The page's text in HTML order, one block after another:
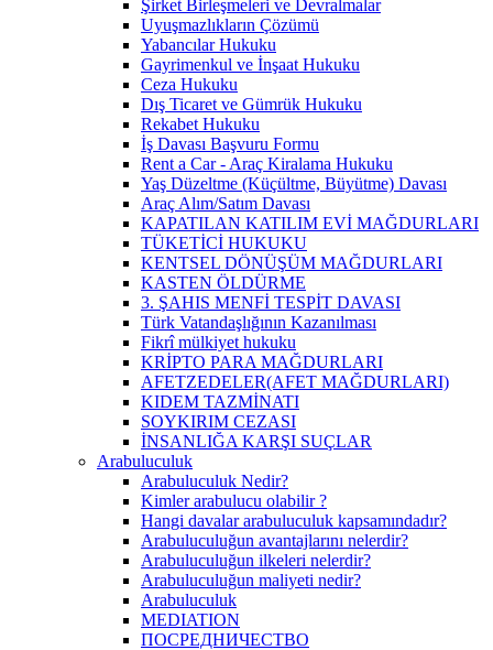
Şirket Birleşmeleri ve Devralmalar
Uyuşmazlıkların Çözümü
Yabancılar Hukuku
Gayrimenkul ve İnşaat Hukuku
Ceza Hukuku
Dış Ticaret ve Gümrük Hukuku
Rekabet Hukuku
İş Davası Başvuru Formu
Rent a Car - Araç Kiralama Hukuku
Yaş Düzeltme (Küçültme, Büyütme) Davası
Araç Alım/Satım Davası
KAPATILAN KATILIM EVİ MAĞDURLARI
TÜKETİCİ HUKUKU
KENTSEL DÖNÜŞÜM MAĞDURLARI
KASTEN ÖLDÜRME
3. ŞAHIS MENFİ TESPİT DAVASI
Türk Vatandaşlığının Kazanılması
Fikrî mülkiyet hukuku
KRİPTO PARA MAĞDURLARI
AFETZEDELER(AFET MAĞDURLARI)
KIDEM TAZMİNATI
SOYKIRIM CEZASI
İNSANLIĞA KARŞI SUÇLAR
Arabuluculuk
Arabuluculuk Nedir?
Kimler arabulucu olabilir ?
Hangi davalar arabuluculuk kapsamındadır?
Arabuluculuğun avantajlarını nelerdir?
Arabuluculuğun ilkeleri nelerdir?
Arabuluculuğun maliyeti nedir?
Arabuluculuk
MEDIATION
ПОСРЕДНИЧЕСТВО